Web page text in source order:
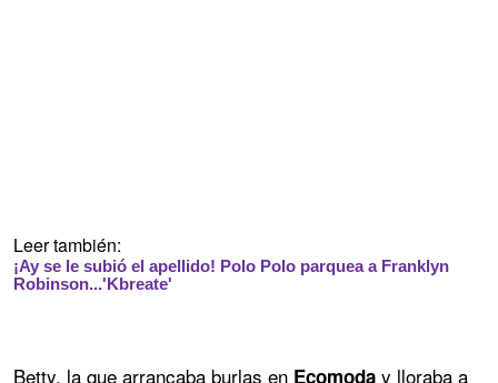
Leer también:
¡Ay se le subió el apellido! Polo Polo parquea a Franklyn
Robinson...'Kbreate'
Betty, la que arrancaba burlas en Ecomoda y lloraba a